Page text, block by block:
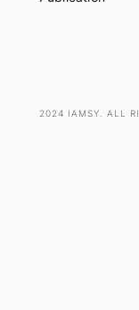
2024 IAMSY. ALL